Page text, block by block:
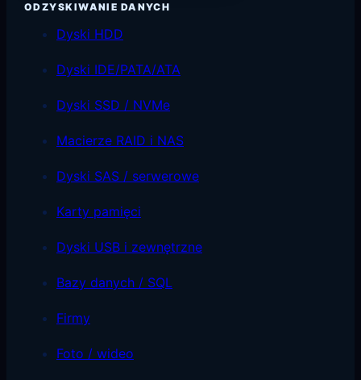
ODZYSKIWANIE DANYCH
Dyski HDD
Dyski IDE/PATA/ATA
Dyski SSD / NVMe
Macierze RAID i NAS
Dyski SAS / serwerowe
Karty pamięci
Dyski USB i zewnętrzne
Bazy danych / SQL
Firmy
Foto / wideo